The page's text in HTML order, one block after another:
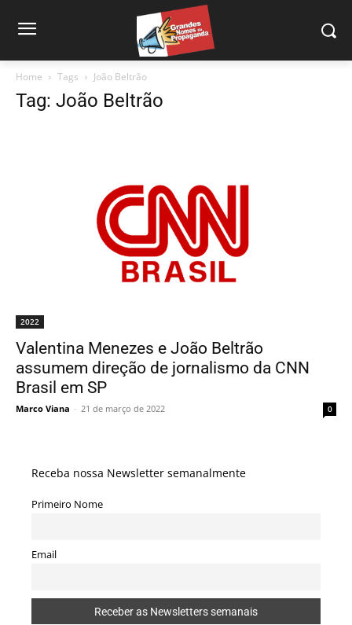
Home Tags João Beltrão
Tag: João Beltrão
2022
Valentina Menezes e João Beltrão
assumem direção de jornalismo da CNN
Brasil em SP
Marco Viana - 21 de março de 2022 0
Receba nossa Newsletter semanalmente
Primeiro Nome
Email